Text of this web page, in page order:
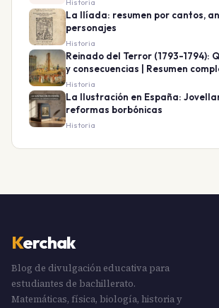
Historia
La Ilíada: resumen por cantos,
personajes
Historia
Reinado del Terror (1793-1794):
y consecuencias | Resumen
Historia
La Ilustración en España:
reformas borbónicas
Historia
Kerchak
Blog de divulgación educativa para
estudiantes de bachillerato.
Matemáticas, física, biología, historia y